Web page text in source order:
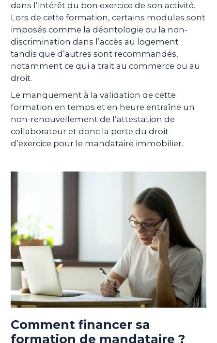
dans l’intérêt du bon exercice de son activité.
Lors de cette formation, certains modules sont
imposés comme la déontologie ou la non-
discrimination dans l’accès au logement
tandis que d’autres sont recommandés,
notamment ce qui a trait au commerce ou au
droit.
Le manquement à la validation de cette
formation en temps et en heure entraîne un
non-renouvellement de l’attestation de
collaborateur et donc la perte du droit
d’exercice pour le mandataire immobilier.
Comment financer sa
formation de mandataire ?